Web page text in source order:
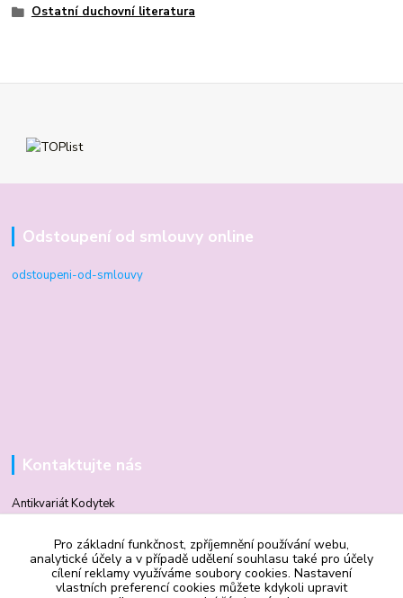
Ostatní duchovní literatura
Odstoupení od smlouvy online
odstoupeni-od-smlouvy
Kontaktujte nás
Antikvariát Kodytek
Mgr. Vilma Kodytková
+420 602 506 510
Pro základní funkčnost, zpříjemnění používání webu,
analytické účely a v případě udělení souhlasu také pro účely
cílení reklamy využíváme soubory cookies. Nastavení
vlastních preferencí cookies můžete kdykoli upravit